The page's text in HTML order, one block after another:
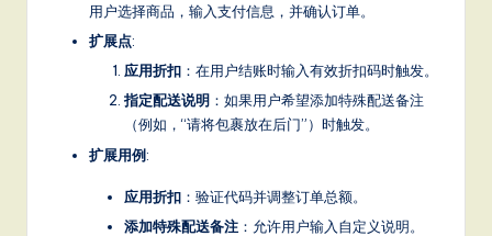
用户选择商品，输入支付信息，并确认订单。
扩展点:
应用折扣 ：在用户结账时输入有效折扣码时触发。
指定配送说明 ：如果用户希望添加特殊配送备注
（例如，“请将包裹放在后门”）时触发。
扩展用例:
应用折扣 ：验证代码并调整订单总额。
添加特殊配送备注 ：允许用户输入自定义说明。